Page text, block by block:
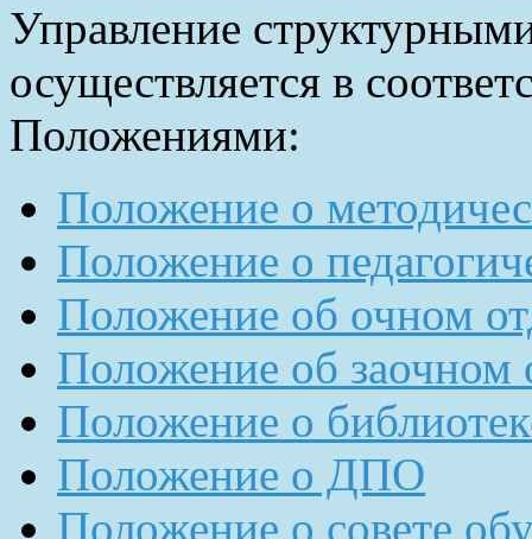
Управление
осуществляется в
Положениями:
Положение о
Положение о
Положение об очном
Положение об заочном
Положение о
Положение о ДПО
Положение о совете